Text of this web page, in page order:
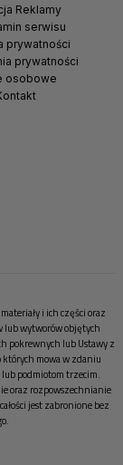
Reklamy
serwisu
prywatności
prywatności
osobowe
i ich części oraz
lub wytworów objętych
pokrewnych lub Ustawy z
których mowa w zdaniu
podmiotom trzecim.
oraz rozpowszechnianie
jest zabronione bez